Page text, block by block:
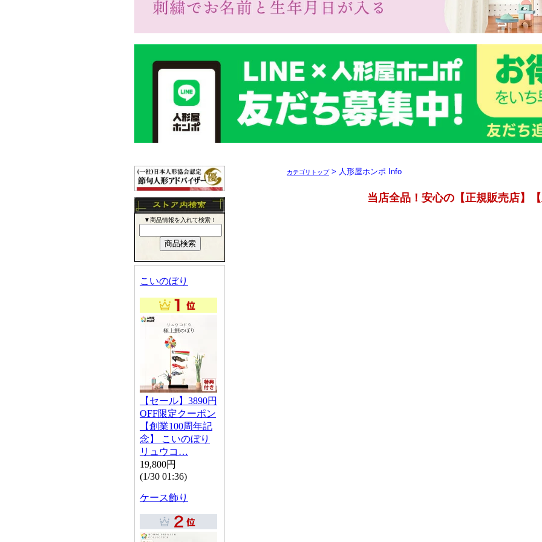
カテゴリトップ> 人形屋ホンポ Info
当店全品！安心の【正規販売店】